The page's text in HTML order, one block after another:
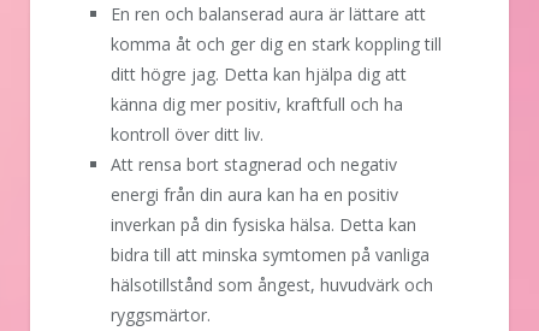
En ren och balanserad aura är lättare att
komma åt och ger dig en stark koppling till
ditt högre jag. Detta kan hjälpa dig att
känna dig mer positiv, kraftfull och ha
kontroll över ditt liv.
Att rensa bort stagnerad och negativ
energi från din aura kan ha en positiv
inverkan på din fysiska hälsa. Detta kan
bidra till att minska symtomen på vanliga
hälsotillstånd som ångest, huvudvärk och
ryggsmärtor.